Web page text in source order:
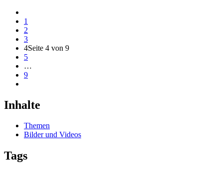
1
2
3
4Seite 4 von 9
5
…
9
Inhalte
Themen
Bilder und Videos
Tags